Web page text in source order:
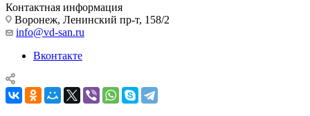
Контактная информация
Воронеж, Ленинский пр-т, 158/2
info@vd-san.ru
Вконтакте